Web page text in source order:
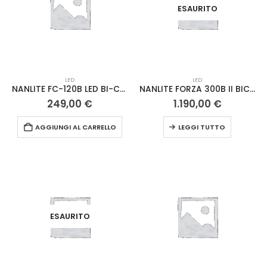
LED
NANLITE FC-120B LED BI-COLOR SPOT LIGHT
249,00 €
AGGIUNGI AL CARRELLO
ESAURITO
LED
NANLITE FORZA 300B II BICOLOR
1.190,00 €
LEGGI TUTTO
ESAURITO